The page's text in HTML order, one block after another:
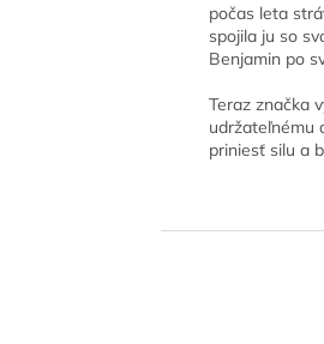
počas leta
spojila ju so
Benjamin po
Teraz značka
udržateľnému
priniesť silu a